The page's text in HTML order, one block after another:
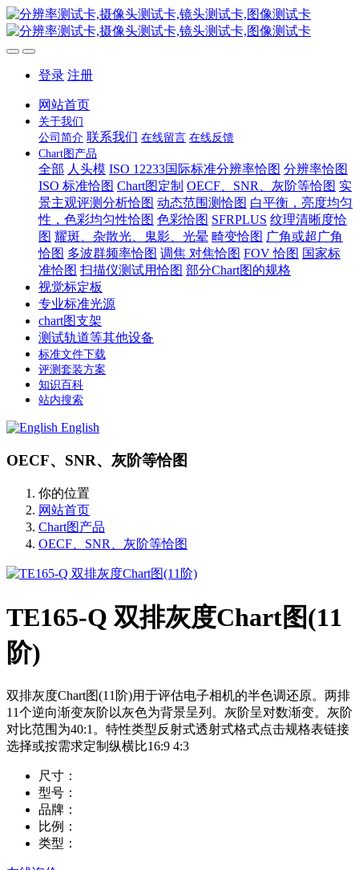
登录 注册
网站首页
关于我们
公司简介 联系我们 在线留言 在线反馈
Chart图产品
全部 人头模 ISO 12233国际标准分辨率恰图 分辨率恰图
ISO 标准恰图 Chart图定制 OECF、SNR、灰阶等恰图 实
景主观评测分析恰图 动态范围测恰图 白平衡，亮度均匀
性，色彩均匀性恰图 色彩恰图 SFRPLUS 纹理清晰度恰
图 耀斑、杂散光、鬼影、光晕 畸变恰图 广角或超广角
恰图 多波群频率恰图 调焦 对焦恰图 FOV 恰图 国家标
准恰图 扫描仪测试用恰图 部分Chart图的规格
视觉标定板
专业标准光源
chart图支架
测试轨道等其他设备
标准文件下载
评测套装方案
知识百科
站内搜索
English
OECF、SNR、灰阶等恰图
你的位置
网站首页
Chart图产品
OECF、SNR、灰阶等恰图
TE165-Q 双排灰度Chart图(11
阶)
双排灰度Chart图(11阶)用于评估电子相机的半色调还原。两排
11个逆向渐变灰阶以灰色为背景呈列。灰阶呈对数渐变。灰阶
对比范围为40:1。特性类型反射式透射式格式点击规格表链接
选择或按需求定制纵横比16:9 4:3
尺寸：
型号：
品牌：
比例：
类型：